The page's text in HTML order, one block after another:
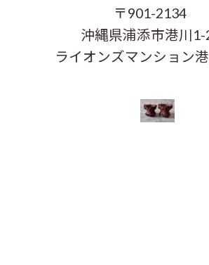
〒901-2134
沖縄県浦添市港川
ライオンズマンション